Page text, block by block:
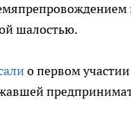
шалостью.
о первом